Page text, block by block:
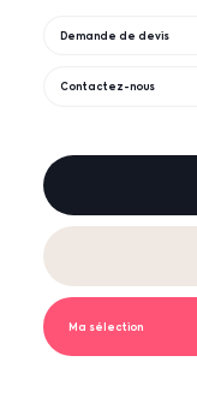
Demande de devis
Contactez-nous
Ma sélection